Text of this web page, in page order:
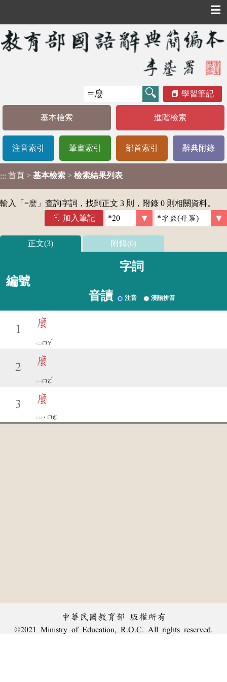
☰
學習筆記
基本檢索 進階檢索
注音索引 筆畫索引 部首索引 辭典附錄
::: 首頁 > 基本檢索 > 檢索結果列表
輸入「 =麼 」查詢字詞，找到正文 3 則，附錄 0 則相關資料。
加入筆記
正文(3) 附錄(0)
編號
字詞
音讀 注音 漢語拼音
1
麼
ㄇㄚ
ˊ
2
麼
ㄇㄛ
ˊ
3 麼
˙ㄇㄜ
中華民國教育部 版權所有
©2021 Ministry of Education, R.O.C. All rights reserved.